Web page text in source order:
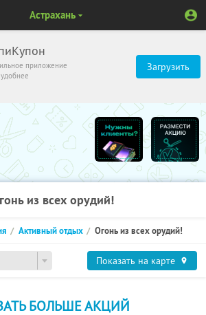
приложение
Загрузить
Астрахань
из всех орудий!
Активный отдых Огонь из всех орудий!
Показать на карте
БОЛЬШЕ АКЦИЙ